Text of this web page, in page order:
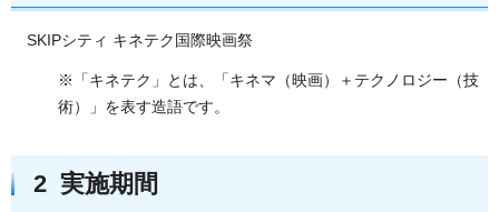
SKIPシティ キネテク国際映画祭
※「キネテク」とは、「キネマ（映画）＋テクノロジー（技
術）」を表す造語です。
2 実施期間